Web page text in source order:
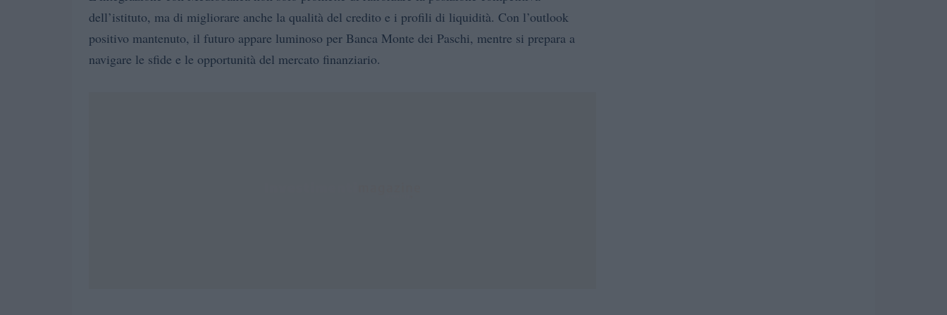
dell’istituto, ma di migliorare anche la qualità del credito e i profili di liquidità. Con l’outlook
positivo mantenuto, il futuro appare luminoso per Banca Monte dei Paschi, mentre si prepara a
navigare le sfide e le opportunità del mercato finanziario.